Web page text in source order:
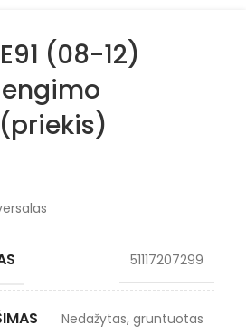
(08-12)
51117207299
Nedažytas, gruntuotas